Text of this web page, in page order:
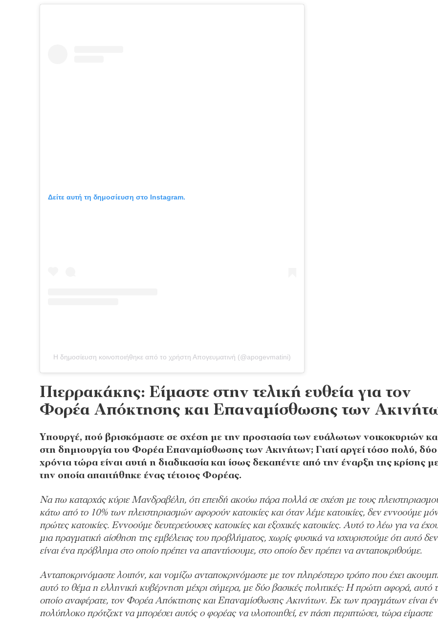
Δείτε αυτή τη δημοσίευση στο Instagram.
Η δημοσίευση κοινοποιήθηκε από το χρήστη Απογευματινή (@apogevmatini)
Πιερρακάκης: Είμαστε στην τελική ευθεία για τον
Φορέα Απόκτησης και Επαναμίσθωσης των
Υπουργέ, πού βρισκόμαστε σε σχέση με την προστασία των ευάλωτων νοικοκυριών
στη δημιουργία του Φορέα Επαναμίσθωσης των Ακινήτων; Γιατί αργεί τόσο πολύ, δύο
χρόνια τώρα είναι αυτή η διαδικασία και ίσως δεκαπέντε από την έναρξη της κρίσης
την οποία απαιτήθηκε ένας τέτοιος Φορέας.
Να πω καταρχάς κύριε Μανδραβέλη, ότι επειδή ακούω πάρα πολλά σε σχέση με τους
κάτω από το 10% των πλειστηριασμών αφορούν κατοικίες και όταν λέμε κατοικίες, δεν εννοούμε
πρώτες κατοικίες. Εννοούμε δευτερεύουσες κατοικίες και εξοχικές κατοικίες. Αυτό το λέω για να
μια πραγματική αίσθηση της εμβέλειας του προβλήματος, χωρίς φυσικά να ισχυριστούμε ότι αυτό δεν
είναι ένα πρόβλημα στο οποίο πρέπει να απαντήσουμε, στο οποίο δεν πρέπει να ανταποκριθούμε.
Ανταποκρινόμαστε λοιπόν, και νομίζω ανταποκρινόμαστε με τον πληρέστερο τρόπο που έχει
αυτό το θέμα η ελληνική κυβέρνηση μέχρι σήμερα, με δύο βασικές πολιτικές: Η πρώτη αφορά, αυτό
οποίο αναφέρατε, τον Φορέα Απόκτησης και Επαναμίσθωσης Ακινήτων. Εκ των πραγμάτων είναι
πολύπλοκο πρότζεκτ να μπορέσει αυτός ο φορέας να υλοποιηθεί, εν πάση περιπτώσει, τώρα είμαστε